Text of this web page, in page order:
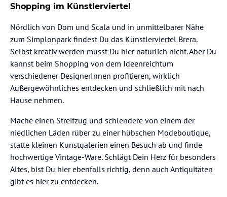
Shopping im Künstlerviertel
Nördlich von Dom und Scala und in unmittelbarer Nähe
zum Simplonpark findest Du das Künstlerviertel Brera.
Selbst kreativ werden musst Du hier natürlich nicht. Aber Du
kannst beim Shopping von dem Ideenreichtum
verschiedener DesignerInnen profitieren, wirklich
Außergewöhnliches entdecken und schließlich mit nach
Hause nehmen.
Mache einen Streifzug und schlendere von einem der
niedlichen Läden rüber zu einer hübschen Modeboutique,
statte kleinen Kunstgalerien einen Besuch ab und finde
hochwertige Vintage-Ware. Schlägt Dein Herz für besonders
Altes, bist Du hier ebenfalls richtig, denn auch Antiquitäten
gibt es hier zu entdecken.